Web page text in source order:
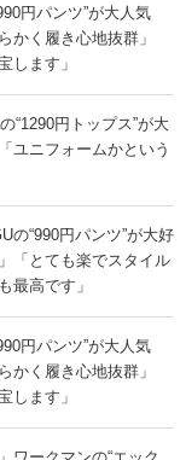
円パンツ”が大人気
かく履き心地抜群」
します」
“1290円トップス”が大
ユニフォームかという
の“990円パンツ”が大好
「とても楽でスタイル
最高です」
円パンツ”が大人気
かく履き心地抜群」
します」